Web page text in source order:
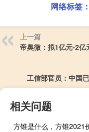
网络标签：
上一篇
帝奥微：拟1亿元-2
工信部官员：中国
相关问题